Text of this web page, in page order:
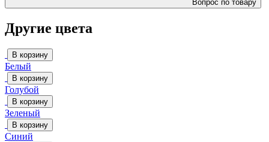
Вопрос по товару
Другие цвета
В корзину
Белый
В корзину
Голубой
В корзину
Зеленый
В корзину
Синий